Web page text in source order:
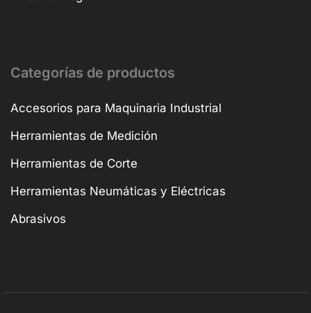
Categorías de productos
Accesorios para Maquinaria Industrial
Herramientas de Medición
Herramientas de Corte
Herramientas Neumáticas y Eléctricas
Abrasivos